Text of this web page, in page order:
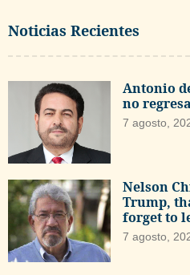
Noticias Recientes
Antonio
no
7 agosto,
Nelson
Trump,
forget to
7 agosto,